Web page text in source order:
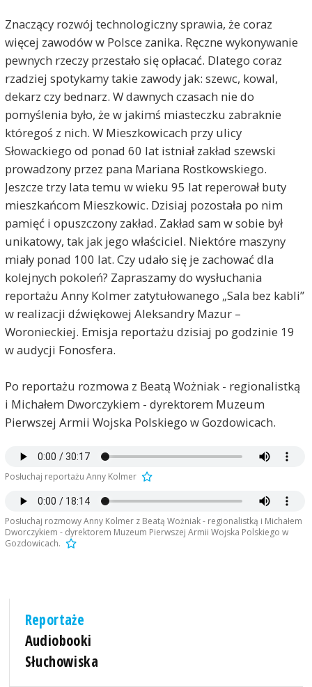
Znaczący rozwój technologiczny sprawia, że coraz
więcej zawodów w Polsce zanika. Ręczne wykonywanie
pewnych rzeczy przestało się opłacać. Dlatego coraz
rzadziej spotykamy takie zawody jak: szewc, kowal,
dekarz czy bednarz. W dawnych czasach nie do
pomyślenia było, że w jakimś miasteczku zabraknie
któregoś z nich. W Mieszkowicach przy ulicy
Słowackiego od ponad 60 lat istniał zakład szewski
prowadzony przez pana Mariana Rostkowskiego.
Jeszcze trzy lata temu w wieku 95 lat reperował buty
mieszkańcom Mieszkowic. Dzisiaj pozostała po nim
pamięć i opuszczony zakład. Zakład sam w sobie był
unikatowy, tak jak jego właściciel. Niektóre maszyny
miały ponad 100 lat. Czy udało się je zachować dla
kolejnych pokoleń? Zapraszamy do wysłuchania
reportażu Anny Kolmer zatytułowanego „Sala bez kabli”
w realizacji dźwiękowej Aleksandry Mazur –
Woronieckiej. Emisja reportażu dzisiaj po godzinie 19
w audycji Fonosfera.
Po reportażu rozmowa z Beatą Wożniak - regionalistką
i Michałem Dworczykiem - dyrektorem Muzeum
Pierwszej Armii Wojska Polskiego w Gozdowicach.
Posłuchaj reportażu Anny Kolmer
Posłuchaj rozmowy Anny Kolmer z Beatą Wożniak - regionalistką i Michałem
Dworczykiem - dyrektorem Muzeum Pierwszej Armii Wojska Polskiego w
Gozdowicach.
Reportaże
Audiobooki
Słuchowiska